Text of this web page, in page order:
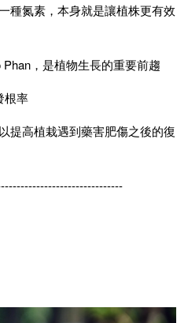
種氮素，本身就是讓植株更有效
，是植物生長的重要前趨
根率
提高植栽遇到藥害肥傷之後的復